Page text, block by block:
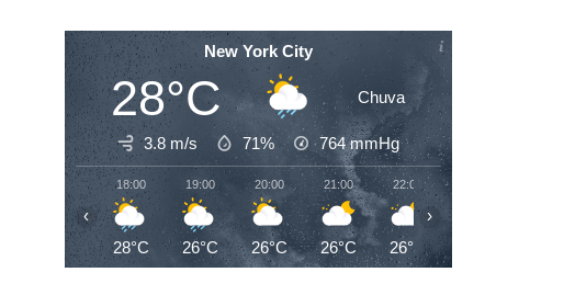
New York City
28°C Chuva
3.8 m/s 71% 764mmHg
18:00
28°C
19:00
26°C
20:00
26°C
21:00
26°C
22:00
26°C
‹ ›